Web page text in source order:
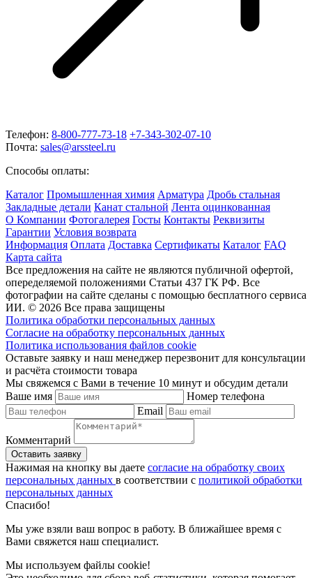
Телефон: 8-800-777-73-18 +7-343-302-07-10
Почта: sales@arssteel.ru
Способы оплаты:
Каталог Промышленная химия Арматура Дробь стальная
Закладные детали Канат стальной Лента оцинкованная
О Компании Фотогалерея Госты Контакты Реквизиты
Гарантии Условия возврата
Информация Оплата Доставка Сертификаты Каталог FAQ
Карта сайта
Все предложения на сайте не являются публичной офертой,
опеределяемой положениями Статьи 437 ГК РФ. Все
фотографии на сайте сделаны с помощью бесплатного сервиса
ИИ. © 2026 Все права защищены
Политика обработки персональных данных
Согласие на обработку персональных данных
Политика использования файлов cookie
Оставьте заявку и наш менеджер перезвонит для консультации
и расчёта стоимости товара
Мы свяжемся с Вами в течение 10 минут и обсудим детали
Ваше имя
Номер телефона
Email
Комментарий
Нажимая на кнопку вы даете согласие на обработку своих
персональных данных в соответствии с политикой обработки
персональных данных
Спасибо!
Мы уже взяли ваш вопрос в работу. В ближайшее время с
Вами свяжется наш специалист.
Мы используем файлы cookie!